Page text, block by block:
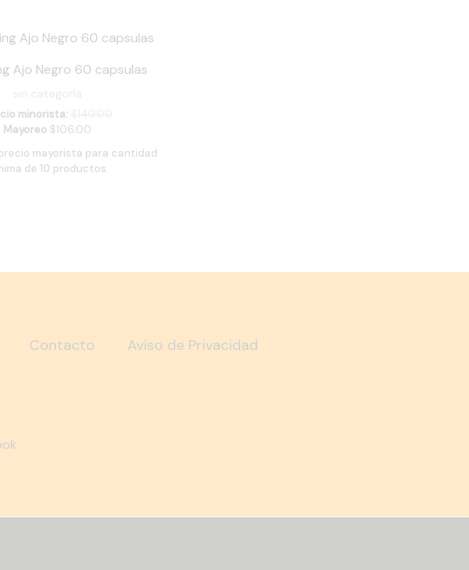
Ajo Negro 60 capsulas
minorista:
Mayoreo $106.00
mayorista para cantidad
de 10 productos.
Contacto Aviso de Privacidad